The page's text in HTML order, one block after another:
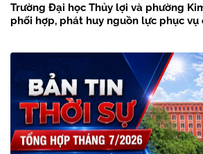
Trường Đại học Thủy lợi và phường
phối hợp, phát huy nguồn lực phục vụ